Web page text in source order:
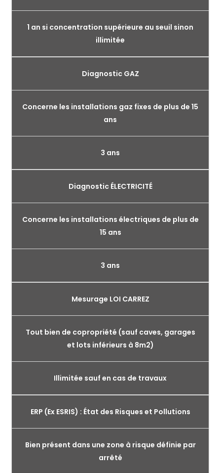
1 an si concentration supérieure au seuil sinon
illimitée
Diagnostic GAZ
Concerne les installations gaz fixes de plus de 15
ans
3 ans
Diagnostic ÉLECTRICITÉ
Concerne les installations électriques de plus de
15 ans
3 ans
Mesurage LOI CARREZ
Tout bien de copropriété (sauf caves, garages
et lots inférieurs à 8m2)
Illimitée sauf en cas de travaux
ERP (Ex ESRIS) : État des Risques et Pollutions
Bien présent dans une zone à risque définie par
arrêté